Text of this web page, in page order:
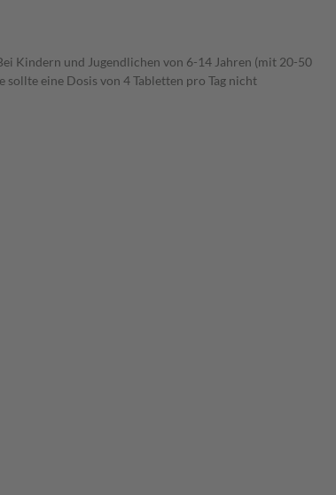
Kindern und Jugendlichen von 6-14 Jahren (mit 20-50
eine Dosis von 4 Tabletten pro Tag nicht